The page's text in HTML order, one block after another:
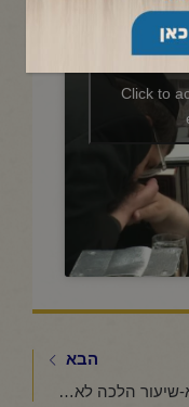
Click to
הבא
החיד"א-שיעור הלכה לאברכים – ט' כסלו תשפ"ה